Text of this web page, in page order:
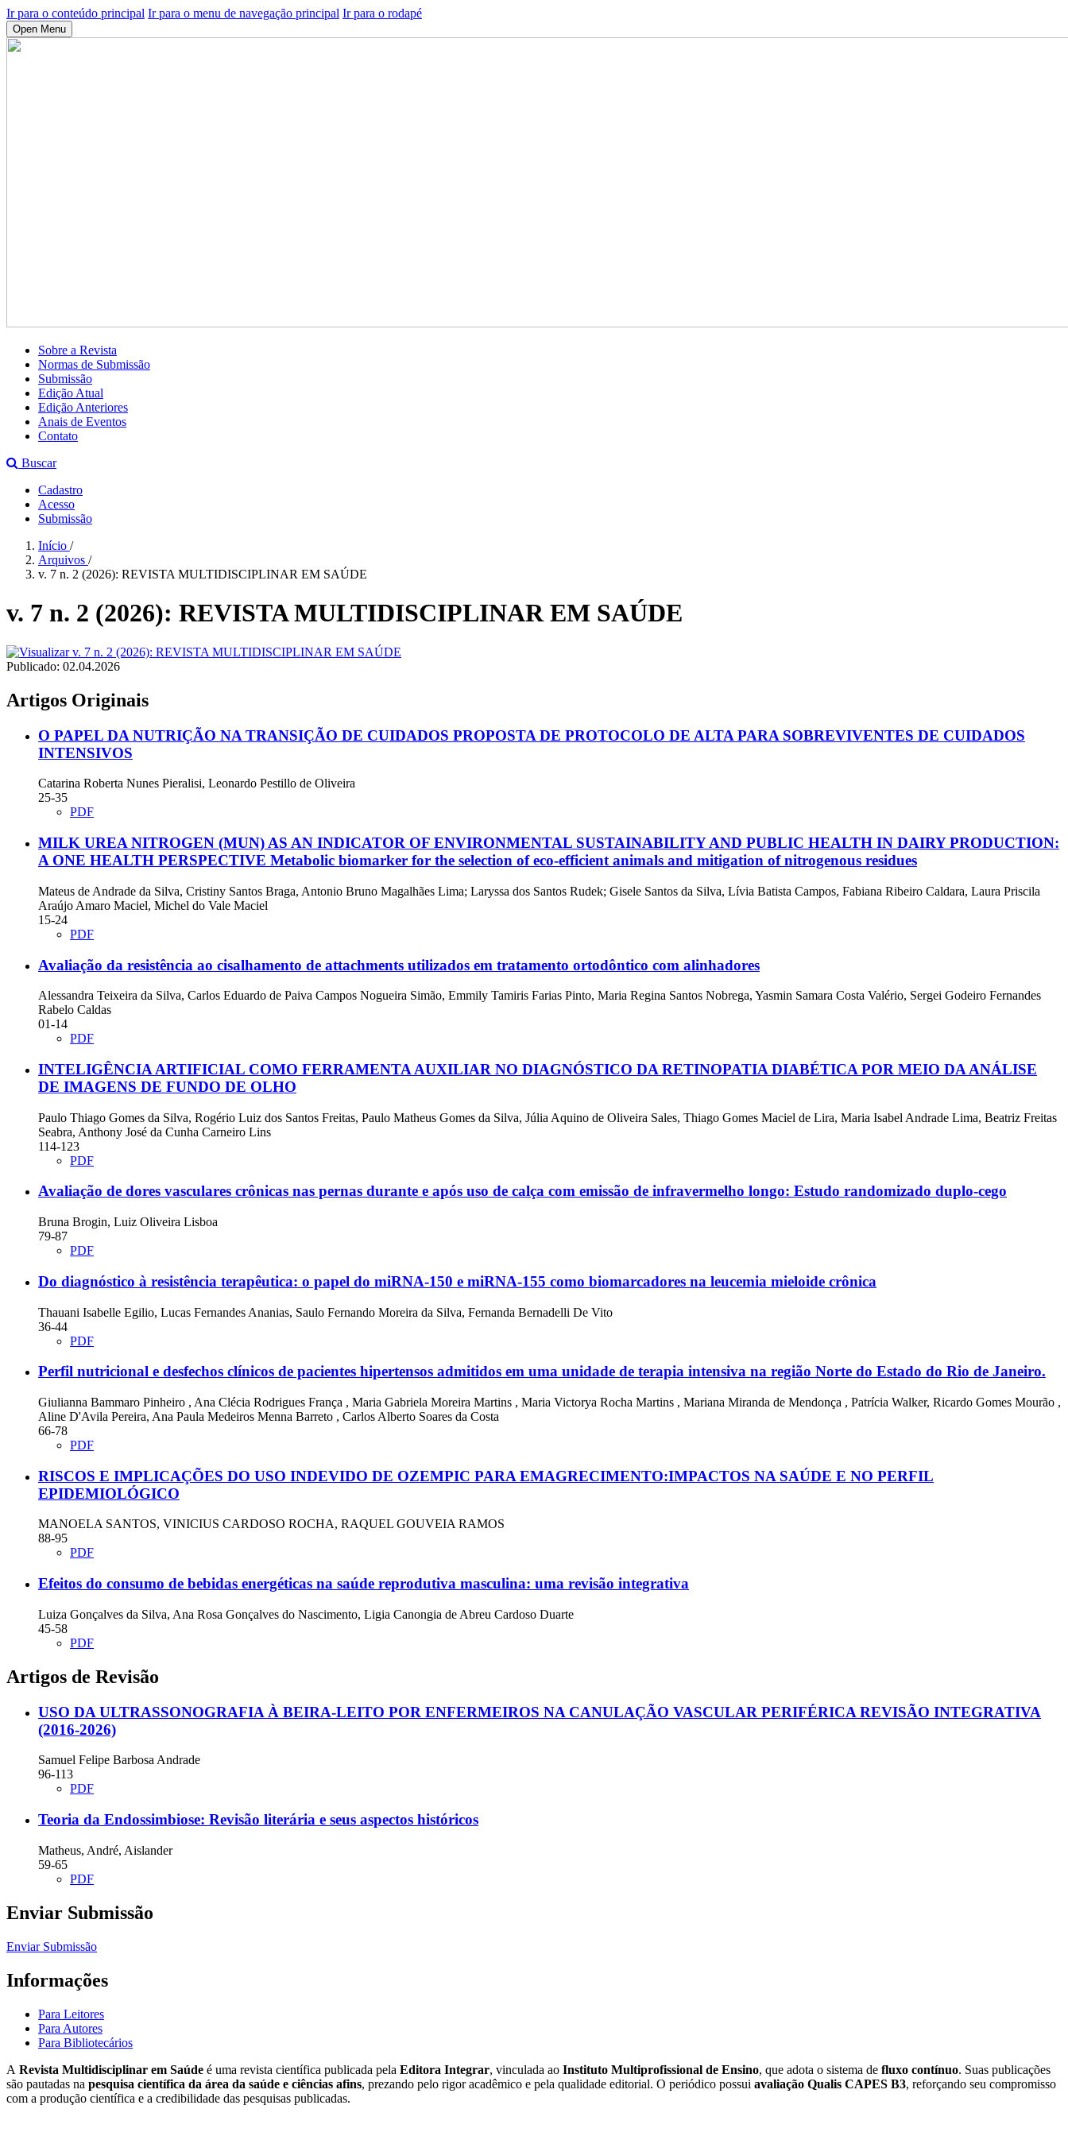
Ir para o conteúdo principal Ir para o menu de navegação principal Ir para o rodapé
Open Menu
Sobre a Revista
Normas de Submissão
Submissão
Edição Atual
Edição Anteriores
Anais de Eventos
Contato
Buscar
Cadastro
Acesso
Submissão
Início /
Arquivos /
v. 7 n. 2 (2026): REVISTA MULTIDISCIPLINAR EM SAÚDE
v. 7 n. 2 (2026): REVISTA MULTIDISCIPLINAR EM SAÚDE
Publicado: 02.04.2026
Artigos Originais
O PAPEL DA NUTRIÇÃO NA TRANSIÇÃO DE CUIDADOS PROPOSTA DE PROTOCOLO DE ALTA PARA SOBREVIVENTES DE CUIDADOS
INTENSIVOS
Catarina Roberta Nunes Pieralisi, Leonardo Pestillo de Oliveira
25-35
PDF
MILK UREA NITROGEN (MUN) AS AN INDICATOR OF ENVIRONMENTAL SUSTAINABILITY AND PUBLIC HEALTH IN DAIRY PRODUCTION:
A ONE HEALTH PERSPECTIVE Metabolic biomarker for the selection of eco-efficient animals and mitigation of nitrogenous residues
Mateus de Andrade da Silva, Cristiny Santos Braga, Antonio Bruno Magalhães Lima; Laryssa dos Santos Rudek; Gisele Santos da Silva, Lívia Batista Campos, Fabiana Ribeiro Caldara, Laura Priscila
Araújo Amaro Maciel, Michel do Vale Maciel
15-24
PDF
Avaliação da resistência ao cisalhamento de attachments utilizados em tratamento ortodôntico com alinhadores
Alessandra Teixeira da Silva, Carlos Eduardo de Paiva Campos Nogueira Simão, Emmily Tamiris Farias Pinto, Maria Regina Santos Nobrega, Yasmin Samara Costa Valério, Sergei Godeiro Fernandes
Rabelo Caldas
01-14
PDF
INTELIGÊNCIA ARTIFICIAL COMO FERRAMENTA AUXILIAR NO DIAGNÓSTICO DA RETINOPATIA DIABÉTICA POR MEIO DA ANÁLISE
DE IMAGENS DE FUNDO DE OLHO
Paulo Thiago Gomes da Silva, Rogério Luiz dos Santos Freitas, Paulo Matheus Gomes da Silva, Júlia Aquino de Oliveira Sales, Thiago Gomes Maciel de Lira, Maria Isabel Andrade Lima, Beatriz Freitas
Seabra, Anthony José da Cunha Carneiro Lins
114-123
PDF
Avaliação de dores vasculares crônicas nas pernas durante e após uso de calça com emissão de infravermelho longo: Estudo randomizado duplo-cego
Bruna Brogin, Luiz Oliveira Lisboa
79-87
PDF
Do diagnóstico à resistência terapêutica: o papel do miRNA-150 e miRNA-155 como biomarcadores na leucemia mieloide crônica
Thauani Isabelle Egilio, Lucas Fernandes Ananias, Saulo Fernando Moreira da Silva, Fernanda Bernadelli De Vito
36-44
PDF
Perfil nutricional e desfechos clínicos de pacientes hipertensos admitidos em uma unidade de terapia intensiva na região Norte do Estado do Rio de Janeiro.
Giulianna Bammaro Pinheiro , Ana Clécia Rodrigues França , Maria Gabriela Moreira Martins , Maria Victorya Rocha Martins , Mariana Miranda de Mendonça , Patrícia Walker, Ricardo Gomes Mourão ,
Aline D'Avila Pereira, Ana Paula Medeiros Menna Barreto , Carlos Alberto Soares da Costa
66-78
PDF
RISCOS E IMPLICAÇÕES DO USO INDEVIDO DE OZEMPIC PARA EMAGRECIMENTO:IMPACTOS NA SAÚDE E NO PERFIL
EPIDEMIOLÓGICO
MANOELA SANTOS, VINICIUS CARDOSO ROCHA, RAQUEL GOUVEIA RAMOS
88-95
PDF
Efeitos do consumo de bebidas energéticas na saúde reprodutiva masculina: uma revisão integrativa
Luiza Gonçalves da Silva, Ana Rosa Gonçalves do Nascimento, Ligia Canongia de Abreu Cardoso Duarte
45-58
PDF
Artigos de Revisão
USO DA ULTRASSONOGRAFIA À BEIRA-LEITO POR ENFERMEIROS NA CANULAÇÃO VASCULAR PERIFÉRICA REVISÃO INTEGRATIVA
(2016-2026)
Samuel Felipe Barbosa Andrade
96-113
PDF
Teoria da Endossimbiose: Revisão literária e seus aspectos históricos
Matheus, André, Aislander
59-65
PDF
Enviar Submissão
Enviar Submissão
Informações
Para Leitores
Para Autores
Para Bibliotecários
A Revista Multidisciplinar em Saúde é uma revista científica publicada pela Editora Integrar, vinculada ao Instituto Multiprofissional de Ensino, que adota o sistema de fluxo contínuo. Suas publicações
são pautadas na pesquisa científica da área da saúde e ciências afins, prezando pelo rigor acadêmico e pela qualidade editorial. O periódico possui avaliação Qualis CAPES B3, reforçando seu compromisso
com a produção científica e a credibilidade das pesquisas publicadas.